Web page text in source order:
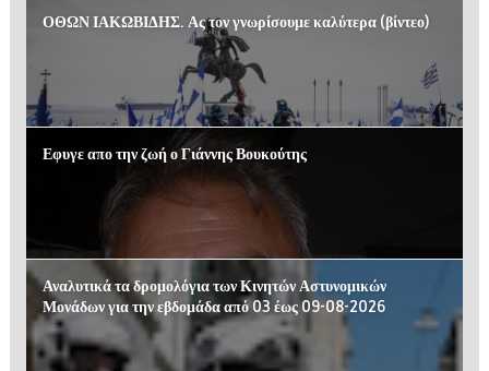
ΟΘΩΝ ΙΑΚΩΒΙΔΗΣ. Ας τον γνωρίσουμε καλύτερα (βίντεο)
Εφυγε απο την ζωή ο Γιάννης Βουκούτης
Αναλυτικά τα δρομολόγια των Κινητών Αστυνομικών
Μονάδων για την εβδομάδα από 03 έως 09-08-2026